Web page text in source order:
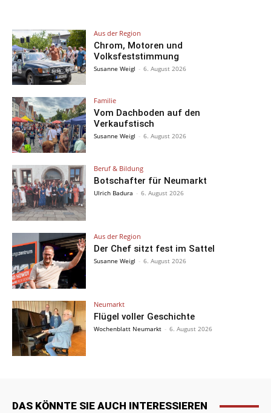
Aus der Region
Chrom, Motoren und
Volksfeststimmung
Susanne Weigl - 6. August 2026
Familie
Vom Dachboden auf den
Verkaufstisch
Susanne Weigl - 6. August 2026
Beruf & Bildung
Botschafter für Neumarkt
Ulrich Badura - 6. August 2026
Aus der Region
Der Chef sitzt fest im Sattel
Susanne Weigl - 6. August 2026
Neumarkt
Flügel voller Geschichte
Wochenblatt Neumarkt - 6. August 2026
DAS KÖNNTE SIE AUCH INTERESSIEREN